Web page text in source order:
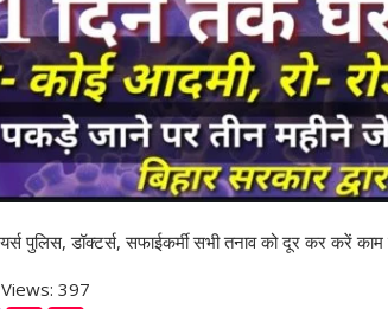
पुलिस, डॉक्टर्स, सफाईकर्मी सभी तनाव को दूर कर करें
397